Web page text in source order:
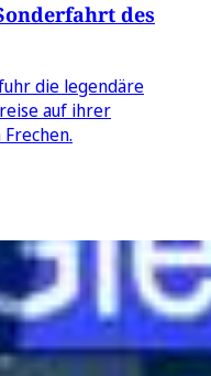
des
die legendäre
auf ihrer